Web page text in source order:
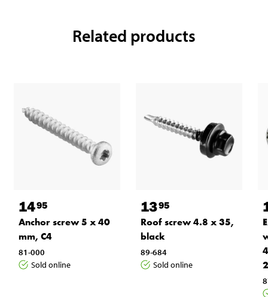
Related products
1495
Anchor screw 5 x 40
mm, C4
81-000
Sold online
1395
Roof screw 4.8 x 35,
black
89-684
Sold online